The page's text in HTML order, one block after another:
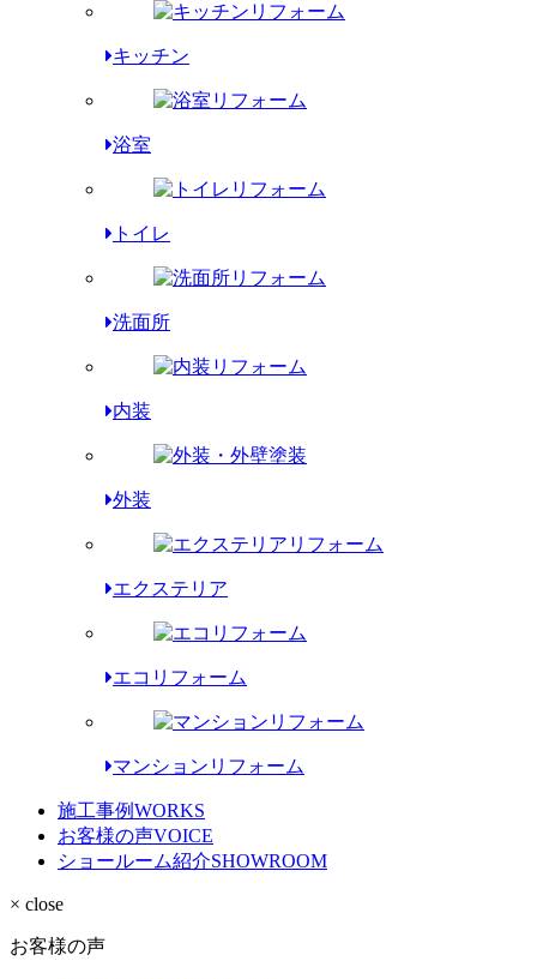
キッチン
浴室
トイレ
洗面所
内装
外装
エクステリア
エコリフォーム
マンションリフォーム
施工事例WORKS
お客様の声VOICE
ショールーム紹介SHOWROOM
× close
お客様の声